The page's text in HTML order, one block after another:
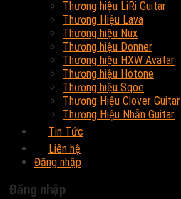
Thương hiệu LiRi Guitar
Thương Hiệu Lava
Thương hiệu Nux
Thương hiệu Donner
Thương hiệu HXW Avatar
Thương hiệu Hotone
Thương hiệu Sqoe
Thương Hiệu Clover Guitar
Thương Hiệu Nhẫn Guitar
Tin Tức
Liên hệ
Đăng nhập
Đăng nhập